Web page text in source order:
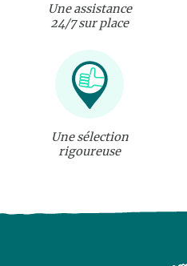
Une assistance
24/7 sur place
Une sélection
rigoureuse